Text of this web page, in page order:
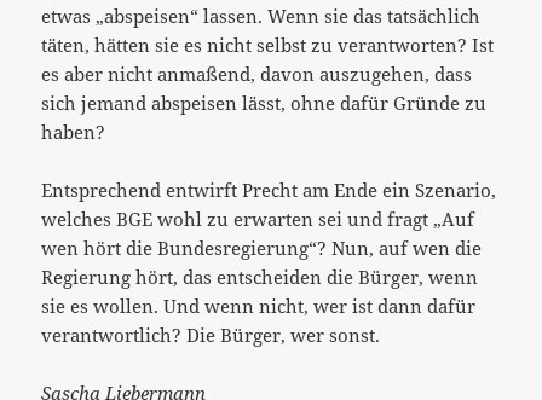
etwas „abspeisen“ lassen. Wenn sie das tatsächlich
täten, hätten sie es nicht selbst zu verantworten? Ist
es aber nicht anmaßend, davon auszugehen, dass
sich jemand abspeisen lässt, ohne dafür Gründe zu
haben?
Entsprechend entwirft Precht am Ende ein Szenario,
welches BGE wohl zu erwarten sei und fragt „Auf
wen hört die Bundesregierung“? Nun, auf wen die
Regierung hört, das entscheiden die Bürger, wenn
sie es wollen. Und wenn nicht, wer ist dann dafür
verantwortlich? Die Bürger, wer sonst.
Sascha Liebermann